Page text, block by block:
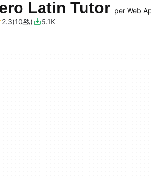
Latin Tutor per Web
2.3 10
5.1K